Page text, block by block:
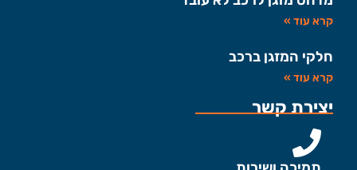
קרא עוד »
חלקי המזגן ברכב
קרא עוד »
יצירת קשר